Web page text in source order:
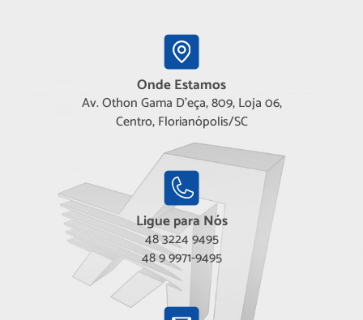
Onde Estamos
Av. Othon Gama D'eça, 809, Loja 06,
Centro, Florianópolis/SC
Ligue para Nós
48 3224 9495
48 9 9971-9495